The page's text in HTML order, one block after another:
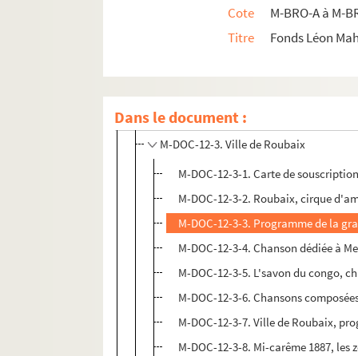
Cote
M-BRO-A à M-
Titre
Fonds Léon
Dans le document :
M-DOC-10. Fêtes dans la région - jusque
M-DOC-11. Fêtes dans la région - à partir
M-DOC-12-1. Ville de Lomme
M-DOC-12-2. Ville de Loos
M-DOC-12-3. Ville de Roubaix
M-DOC-12-3-1. Carte de
M-DOC-12-3-2. Roubaix, cirque
M-DOC-12-3-3. Programme de la
M-DOC-12-3-4. Chanson dédiée à
M-DOC-12-3-5. L'savon du congo,
M-DOC-12-3-6. Chansons
M-DOC-12-3-7. Ville de Roubaix,
M-DOC-12-3-8. Mi-carême 1887,